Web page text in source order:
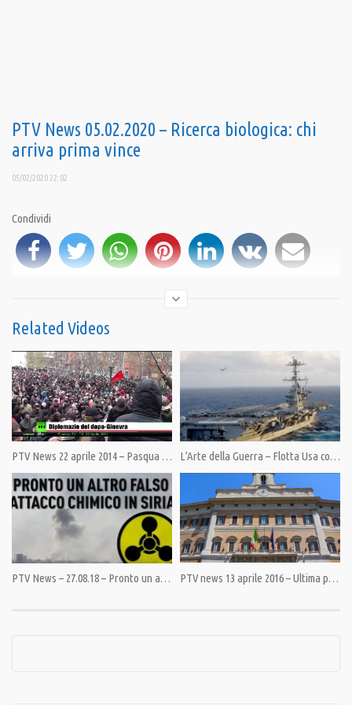
PTV News 05.02.2020 – Ricerca biologica: chi
arriva prima vince
05/02/2020 22:02
Condividi
Category:News,PrimoPiano
Tags:#berniesanders,#coronavirus,#JulianAssange,Assange,Cina,IA,MargheritaFurlan,
PandoraTV,Siria
Related Videos
PTV News 22 aprile 2014 – Pasqua di sangue L’Arte della Guerra – Flotta Usa con 1000 missili nel Mediterraneo
PTV News – 27.08.18 – Pronto un altro falso attacco chimico in Siria PTV news 13 aprile 2016 – Ultima picconata del Parlamento alla Costituzione